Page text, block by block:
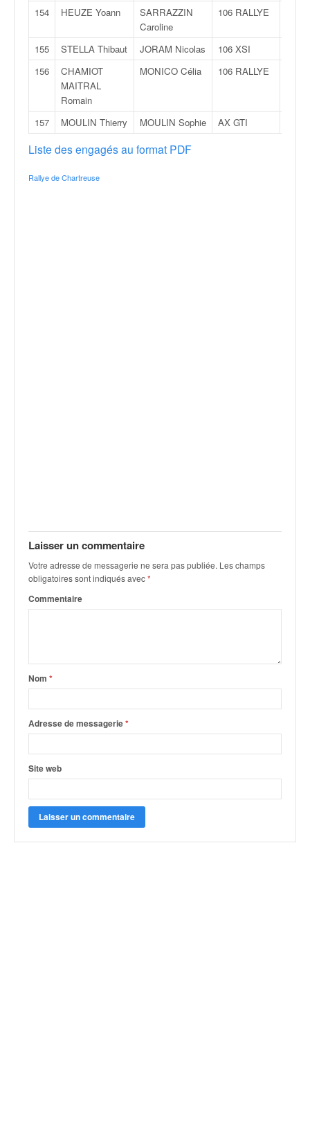
154 HEUZE Yoann
SARRAZZIN
Caroline
106 RALLYE
155 STELLA Thibaut JORAM Nicolas 106 XSI
156
CHAMIOT
MAITRAL
Romain
MONICO Célia 106 RALLYE
157 MOULIN Thierry MOULIN Sophie AX GTI
Liste des engagés au format PDF
Rallye de Chartreuse
Laisser un commentaire
Votre adresse de messagerie ne sera pas publiée. Les champs
obligatoires sont indiqués avec*
Commentaire
Nom *
Adresse de messagerie*
Site web